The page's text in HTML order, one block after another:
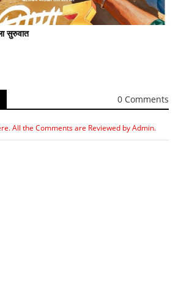
सुरुवात
0 Comments
All the Comments are Reviewed by Admin.